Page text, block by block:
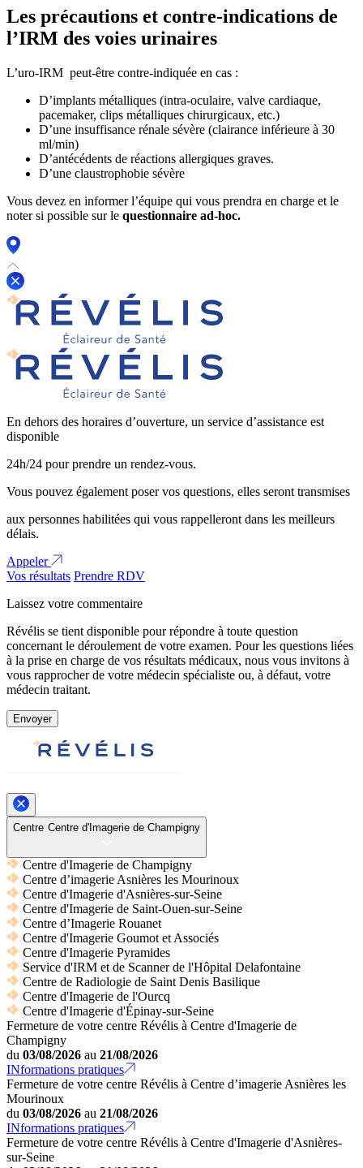
Les précautions et contre-indications de
l’IRM des voies urinaires
L’uro-IRM peut-être contre-indiquée en cas :
D’implants métalliques (intra-oculaire, valve cardiaque,
pacemaker, clips métalliques chirurgicaux, etc.)
D’une insuffisance rénale sévère (clairance inférieure à 30
ml/min)
D’antécédents de réactions allergiques graves.
D’une claustrophobie sévère
Vous devez en informer l’équipe qui vous prendra en charge et le
noter si possible sur le questionnaire ad-hoc.
En dehors des horaires d’ouverture, un service d’assistance est
disponible
24h/24 pour prendre un rendez-vous.
Vous pouvez également poser vos questions, elles seront transmises
aux personnes habilitées qui vous rappelleront dans les meilleurs
délais.
Appeler
Vos résultats Prendre RDV
Laissez votre commentaire
Révélis se tient disponible pour répondre à toute question
concernant le déroulement de votre examen. Pour les questions liées
à la prise en charge de vos résultats médicaux, nous vous invitons à
vous rapprocher de votre médecin spécialiste ou, à défaut, votre
médecin traitant.
Envoyer
Centre Centre d'Imagerie de Champigny
Centre d'Imagerie de Champigny
Centre d’imagerie Asnières les Mourinoux
Centre d'Imagerie d'Asnières-sur-Seine
Centre d'Imagerie de Saint-Ouen-sur-Seine
Centre d’Imagerie Rouanet
Centre d'Imagerie Goumot et Associés
Centre d'Imagerie Pyramides
Service d'IRM et de Scanner de l'Hôpital Delafontaine
Centre de Radiologie de Saint Denis Basilique
Centre d'Imagerie de l'Ourcq
Centre d'Imagerie d'Épinay-sur-Seine
Fermeture de votre centre Révélis à Centre d'Imagerie de
Champigny
du 03/08/2026 au 21/08/2026
INformations pratiques
Fermeture de votre centre Révélis à Centre d’imagerie Asnières les
Mourinoux
du 03/08/2026 au 21/08/2026
INformations pratiques
Fermeture de votre centre Révélis à Centre d'Imagerie d'Asnières-
sur-Seine